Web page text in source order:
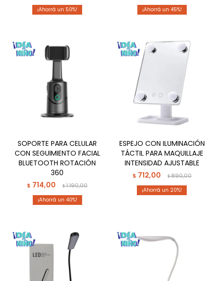
50 45
SOPORTE PARA CELULAR
CON SEGUIMIENTO FACIAL
BLUETOOTH ROTACIÓN
360
$ 714,00 $1.190,00
40
ESPEJO CON ILUMINACIÓN
TÁCTIL PARA MAQUILLAJE
INTENSIDAD AJUSTABLE
$ 712,00 $890,00
20